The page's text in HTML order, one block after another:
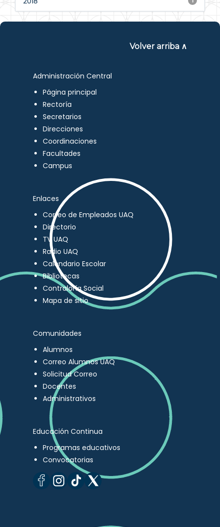
Volver arriba ∧
Administración Central
Página principal
Rectoría
Secretarios
Direcciones
Coordinaciones
Facultades
Campus
Enlaces
Correo de Empleados UAQ
Directorio
TV UAQ
Radio UAQ
Calendario Escolar
Bibliotecas
Contraloría Social
Mapa de sitio
Comunidades
Alumnos
Correo Alumnos UAQ
Solicitud Correo
Docentes
Administrativos
Educación Continua
Programas educativos
Convocatorias